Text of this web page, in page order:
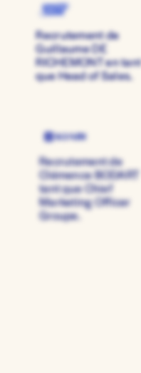
Recrutement de
Guillaume DE
RICHEMONT en
que Head of Sales.
Recrutement de
Clémence
tant que Chief
Marketing Officer
Groupe.